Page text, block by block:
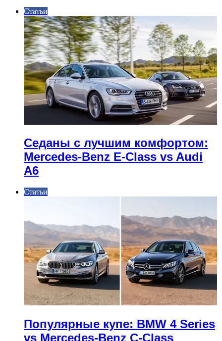
Статьи
Седаны с лучшим комфортом:
Mercedes-Benz E-Class vs Audi
A6
Статьи
Популярные купе: BMW 4 Series
vs Mercedes-Benz C-Class